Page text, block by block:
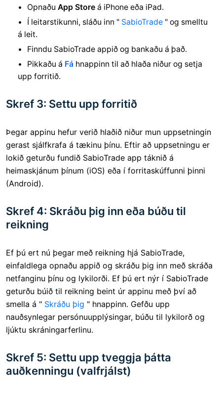
Opnaðu App Store á iPhone eða iPad.
Í leitarstikunni, sláðu inn " SabioTrade " og smelltu
á leit.
Finndu SabioTrade appið og bankaðu á það.
Pikkaðu á Fá hnappinn til að hlaða niður og setja
upp forritið.
Skref 3: Settu upp forritið
Þegar appinu hefur verið hlaðið niður mun uppsetningin
gerast sjálfkrafa á tækinu þínu. Eftir að uppsetningu er
lokið geturðu fundið SabioTrade app táknið á
heimaskjánum þínum (iOS) eða í forritaskúffunni þinni
(Android).
Skref 4: Skráðu þig inn eða búðu til
reikning
Ef þú ert nú þegar með reikning hjá SabioTrade,
einfaldlega opnaðu appið og skráðu þig inn með skráða
netfanginu þínu og lykilorði. Ef þú ert nýr í SabioTrade
geturðu búið til reikning beint úr appinu með því að
smella á " Skráðu þig " hnappinn. Gefðu upp
nauðsynlegar persónuupplýsingar, búðu til lykilorð og
ljúktu skráningarferlinu.
Skref 5: Settu upp tveggja þátta
auðkenningu (valfrjálst)